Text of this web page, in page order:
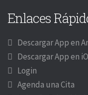
Enlaces
Descargar App en
Descargar App en
Login
Agenda una Cita